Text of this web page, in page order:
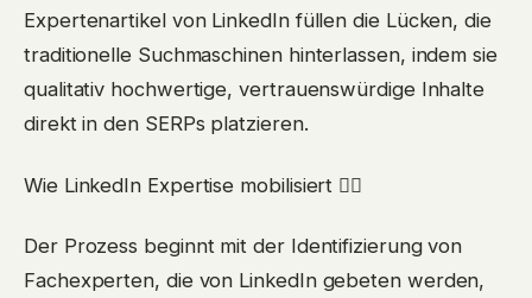
Expertenartikel von LinkedIn füllen die Lücken, die
traditionelle Suchmaschinen hinterlassen, indem sie
qualitativ hochwertige, vertrauenswürdige Inhalte
direkt in den SERPs platzieren.
Wie LinkedIn Expertise mobilisiert 🏋️‍♂️
Der Prozess beginnt mit der Identifizierung von
Fachexperten, die von LinkedIn gebeten werden,